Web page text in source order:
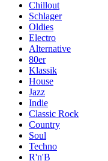
Chillout
Schlager
Oldies
Electro
Alternative
80er
Klassik
House
Jazz
Indie
Classic Rock
Country
Soul
Techno
R'n'B